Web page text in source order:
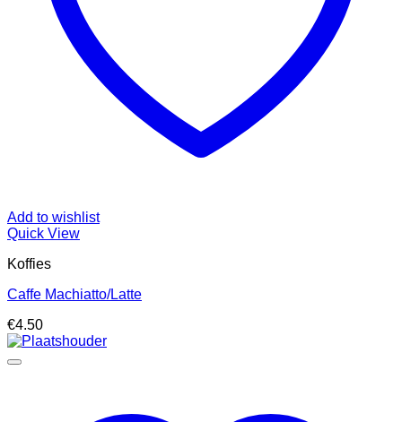
Add to wishlist
Quick View
Koffies
Caffe Machiatto/Latte
€4.50